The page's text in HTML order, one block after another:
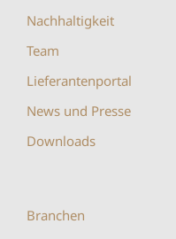
Nachhaltigkeit
Team
Lieferantenportal
News und Presse
Downloads
Branchen